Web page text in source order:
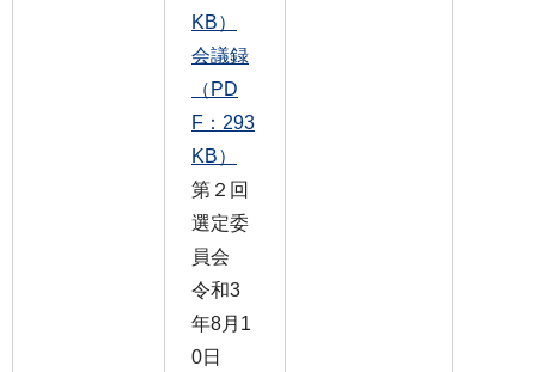
KB）
会議録
（PD
F：293
KB）
第２回
選定委
員会
令和3
年8月1
0日